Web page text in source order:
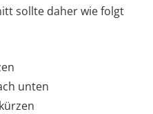
sollte daher wie folgt
unten